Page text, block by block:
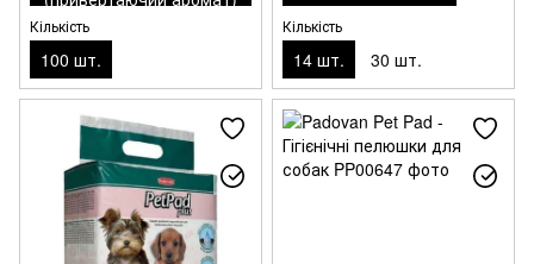
Кількість
100 шт.
Кількість
14 шт. 30 шт.